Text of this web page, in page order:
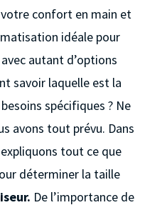
confort en main et
idéale pour
autant d’options
savoir laquelle est la
spécifiques ? Ne
avons tout prévu. Dans
tout ce que
déterminer la taille
De l’importance de